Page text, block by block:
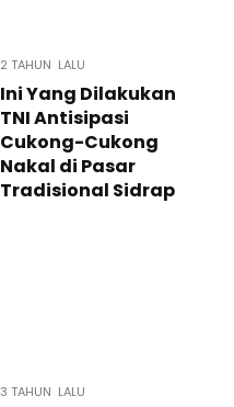
2 TAHUN LALU
Ini Yang Dilakukan
TNI Antisipasi
Cukong-Cukong
Nakal di Pasar
Tradisional Sidrap
3 TAHUN LALU